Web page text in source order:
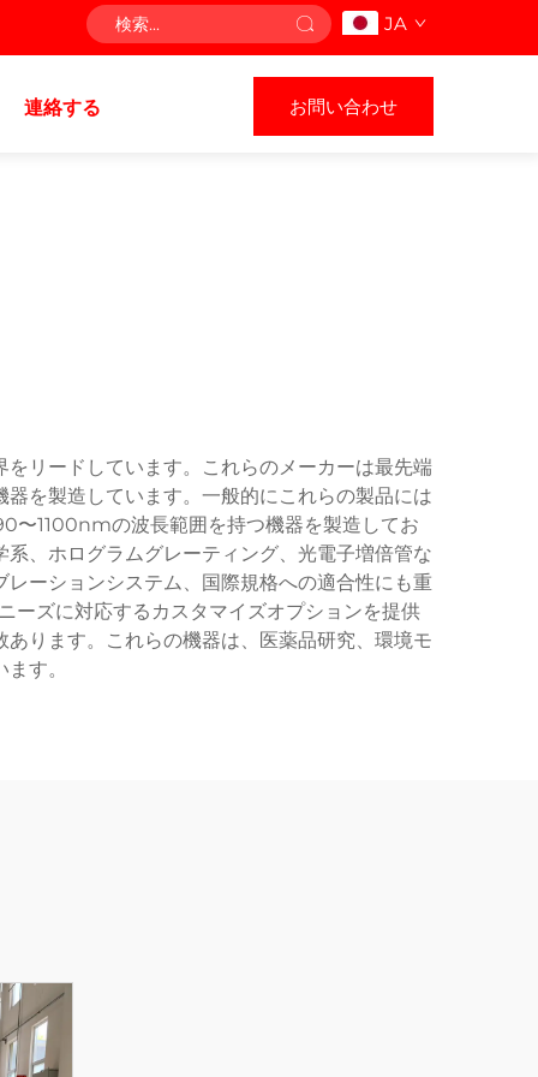
JA
連絡する お問い合わせ
リードしています。これらのメーカーは最先端
を製造しています。一般的にこれらの製品には
〜1100nmの波長範囲を持つ機器を製造してお
、ホログラムグレーティング、光電子増倍管な
ーションシステム、国際規格への適合性にも重
ーズに対応するカスタマイズオプションを提供
ります。これらの機器は、医薬品研究、環境モ
す。